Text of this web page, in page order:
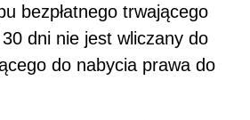
bezpłatnego trwającego
30 dni nie jest wliczany do
do nabycia prawa do